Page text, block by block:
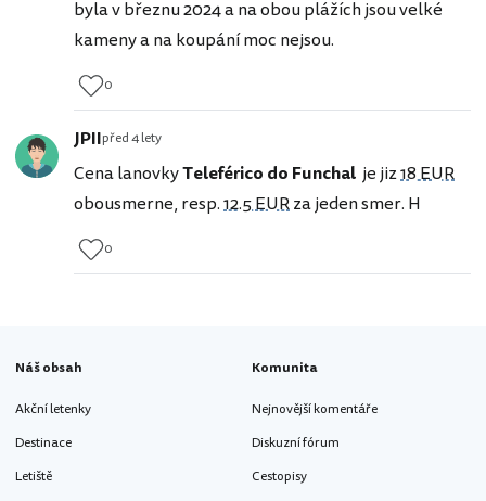
byla v březnu 2024 a na obou plážích jsou velké
kameny a na koupání moc nejsou.
0
JPIIpřed 4 lety
Cena lanovkyTeleférico do Funchal je jiz18 EUR
obousmerne, resp.12.5 EURza jeden smer. H
0
Náš obsah
Akční letenky
Destinace
Letiště
Komunita
Nejnovější komentáře
Diskuzní fórum
Cestopisy